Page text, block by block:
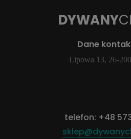
DYWANY
Dane
Lipowa 13, 26-
telefon: +48